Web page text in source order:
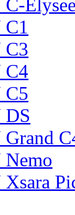
C3
C4
C5
DS